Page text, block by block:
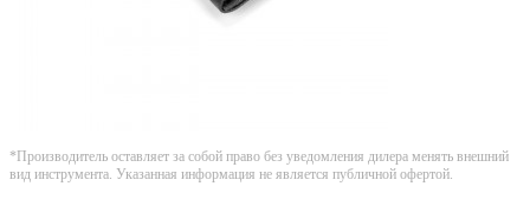
*Производитель оставляет за собой право без уведомления дилера менять внешний
вид инструмента. Указанная информация не является публичной офертой.